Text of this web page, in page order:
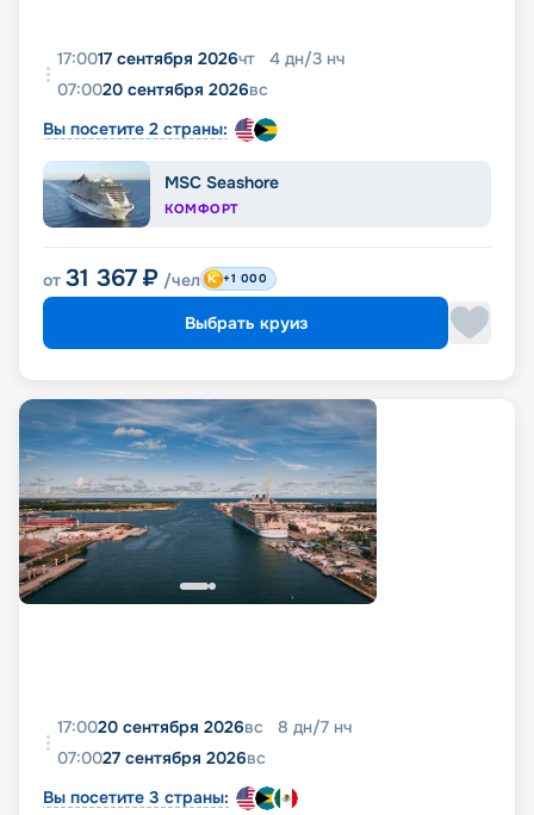
17:0017 сентября 2026чт 4 дн/3 нч
07:0020 сентября 2026вс
Вы посетите 2 страны:
MSC Seashore
КОМФОРТ
от 31 367 ₽ /чел +1 000
Выбрать круиз
17:0020 сентября 2026вс 8 дн/7 нч
07:0027 сентября 2026вс
Вы посетите 3 страны: